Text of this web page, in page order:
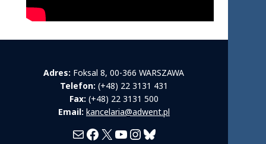
Adres: Foksal 8, 00-366 WARSZAWA
Telefon: (+48) 22 3131 431
Fax: (+48) 22 3131 500
Email: kancelaria@adwent.pl
MailFacebook
X YouTube
Instagram
Bluesky